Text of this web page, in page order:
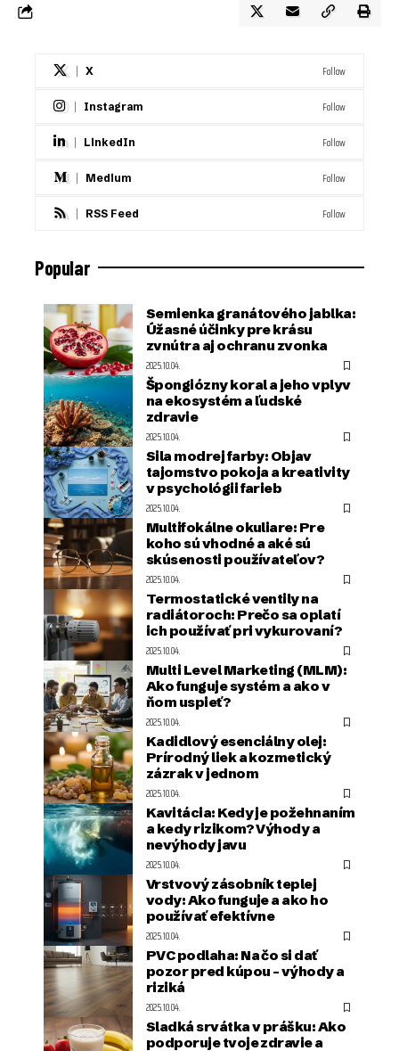
X Follow
Instagram Follow
LinkedIn Follow
Medium Follow
RSS Feed Follow
Popular
Semienka granátového jablka:
Úžasné účinky pre krásu
zvnútra aj ochranu zvonka
2025.10.04.
Špongiózny koral a jeho vplyv
na ekosystém a ľudské
zdravie
2025.10.04.
Sila modrej farby: Objav
tajomstvo pokoja a kreativity
v psychológii farieb
2025.10.04.
Multifokálne okuliare: Pre
koho sú vhodné a aké sú
skúsenosti používateľov?
2025.10.04.
Termostatické ventily na
radiátoroch: Prečo sa oplatí
ich používať pri vykurovaní?
2025.10.04.
Multi Level Marketing (MLM):
Ako funguje systém a ako v
ňom uspieť?
2025.10.04.
Kadidlový esenciálny olej:
Prírodný liek a kozmetický
zázrak v jednom
2025.10.04.
Kavitácia: Kedy je požehnaním
a kedy rizikom? Výhody a
nevýhody javu
2025.10.04.
Vrstvový zásobník teplej
vody: Ako funguje a ako ho
používať efektívne
2025.10.04.
PVC podlaha: Na čo si dať
pozor pred kúpou – výhody a
riziká
2025.10.04.
Sladká srvátka v prášku: Ako
podporuje tvoje zdravie a